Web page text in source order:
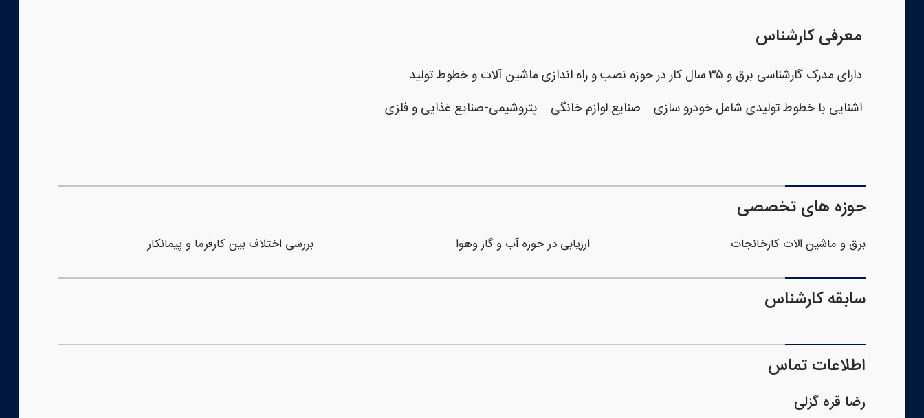
معرفی کارشناس
دارای مدرک گارشناسی برق و ۳۵ سال کار در حوزه نصب و راه اندازی ماشین آلات و خطوط تولید
اشنایی با خطوط تولیدی شامل خودرو سازی – صنایع لوازم خانگی – پتروشیمی-صنایع غذایی و فلزی
حوزه های تخصصی
برق و ماشین الات کارخانجات ارزیابی در حوزه آب و گاز وهوا بررسی اختلاف بین کارفرما و پیمانکار
سابقه کارشناس
اطلاعات تماس
رضا قره گزلی